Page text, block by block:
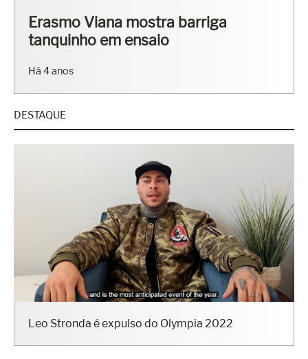
Fisiculturistas Lucas Luz e Vinícius
Ribeiro mostram os corpos sarados
DESTAQUE